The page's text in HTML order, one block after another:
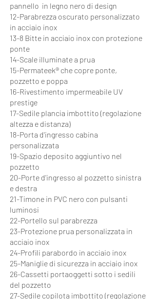
pannello in legno nero di design
12-Parabrezza oscurato personalizzato
in acciaio inox
13-8 Bitte in acciaio inox con protezione
ponte
14-Scale illuminate a prua
15-Permateek® che copre ponte,
pozzetto e poppa
16-Rivestimento impermeabile UV
prestige
17-Sedile plancia imbottito (regolazione
altezza e distanza)
18-Porta d'ingresso cabina
personalizzata
19-Spazio deposito aggiuntivo nel
pozzetto
20-Porte d'ingresso al pozzetto sinistra
e destra
21-Timone in PVC nero con pulsanti
luminosi
22-Portello sul parabrezza
23-Protezione prua personalizzata in
acciaio inox
24-Profili parabordo in acciaio inox
25-Maniglie di sicurezza in acciaio inox
26-Cassetti portaoggetti sotto i sedili
del pozzetto
27-Sedile copilota imbottito (regolazione